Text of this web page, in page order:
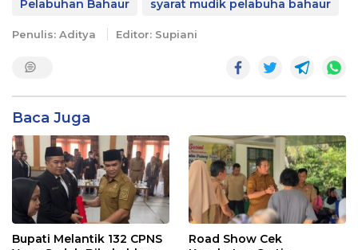
Pelabuhan Bahaur
syarat mudik pelabuha bahaur
Penulis: Aditya Editor: Supiani
Baca Juga
Bupati Melantik 132 CPNS
Road Show Cek